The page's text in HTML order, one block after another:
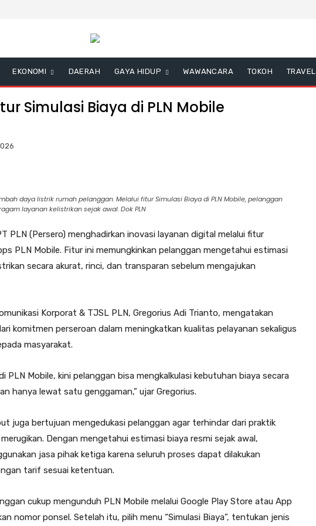
EKONOMI DAERAH GAYA HIDUP WAWANCARA TOKOH TRAVEL
Simulasi Biaya di PLN Mobile
daya listrik rumah pelanggan. Melalui fitur Simulasi Biaya di PLN Mobile, pelanggan
layanan kelistrikan sejak awal. Dok PLN
PLN (Persero) menghadirkan inovasi layanan digital melalui fitur
PLN Mobile. Fitur ini memungkinkan pelanggan mengetahui estimasi
secara akurat, rinci, dan transparan sebelum mengajukan
Korporat & TJSL PLN, Gregorius Adi Trianto, mengatakan
komitmen perseroan dalam meningkatkan kualitas pelayanan sekaligus
masyarakat.
PLN Mobile, kini pelanggan bisa mengkalkulasi kebutuhan biaya secara
hanya lewat satu genggaman,” ujar Gregorius.
juga bertujuan mengedukasi pelanggan agar terhindar dari praktik
Dengan mengetahui estimasi biaya resmi sejak awal,
jasa pihak ketiga karena seluruh proses dapat dilakukan
tarif sesuai ketentuan.
cukup mengunduh PLN Mobile melalui Google Play Store atau App
nomor ponsel. Setelah itu, pilih menu “Simulasi Biaya”, tentukan jenis